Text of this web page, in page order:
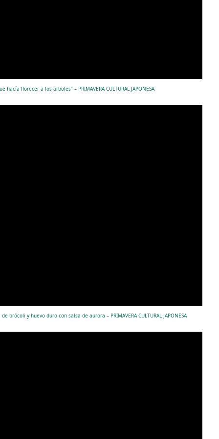
hacía florecer a los árboles” – PRIMAVERA CULTURAL JAPONESA
brócoli y huevo duro con salsa de aurora – PRIMAVERA CULTURAL JAPONESA